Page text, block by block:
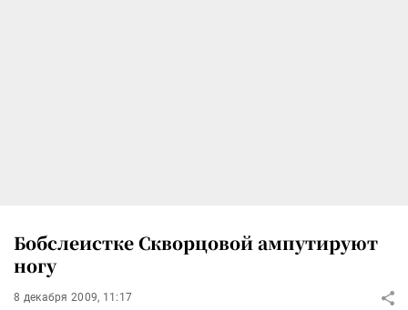
Бобслеистке Скворцовой ампутируют
ногу
8 декабря 2009, 11:17